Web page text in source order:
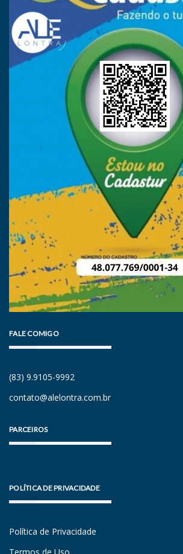
FALE COMIGO
(83) 9.9105-9992
contato@alelontra.com.br
PARCEIROS
POLÍTICA DE PRIVACIDADE
Política de Privacidade
Termos de Uso